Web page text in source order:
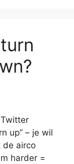
up” – je wil
de airco
harder =